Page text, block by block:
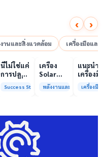
‹ ›
านและสิ่งแวดล้อม เครื่องมือแล
วดล้อม
เล่นวิดีโอ
นี่ไม่ใช่แค่
การปลูก
คือการ
ให้ป่า
ต้นน้ำและ
ชุมชน
Success Story
เครื่อง
Solar
Simulator
มาตรฐาน
รับรอง
ISO/IEC17025
บริการ
พลังงานและสิ่งแวดล้อม
เล่
01:00
แนะนำ
เครื่องมื
วิเคราะ
ทดสอบ
การกลา
เครื่องมื